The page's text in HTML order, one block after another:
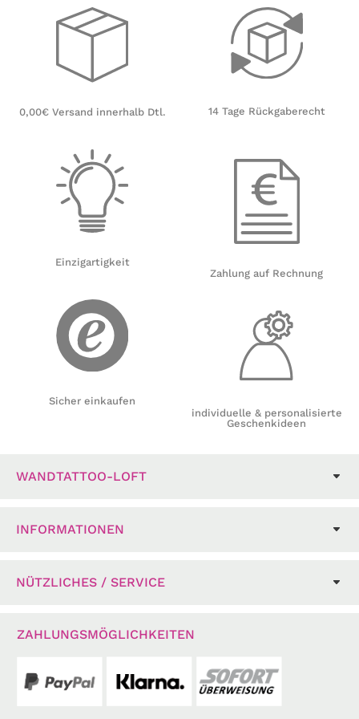
0,00€ Versand innerhalb Dtl.
Einzigartigkeit
Sicher einkaufen
14 Tage Rückgaberecht
Zahlung auf Rechnung
individuelle & personalisierte
Geschenkideen
WANDTATTOO-LOFT
INFORMATIONEN
NÜTZLICHES / SERVICE
ZAHLUNGSMÖGLICHKEITEN